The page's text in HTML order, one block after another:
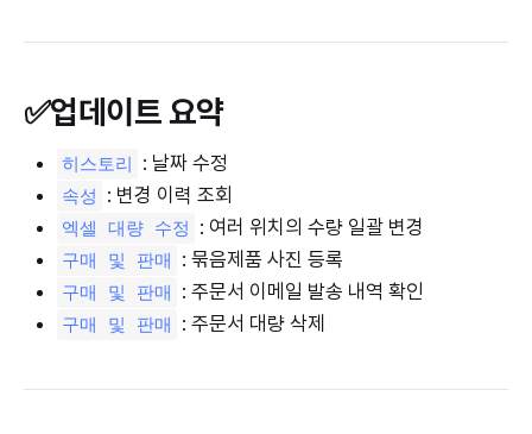
✅업데이트 요약
히스토리 : 날짜 수정
속성 : 변경 이력 조회
엑셀 대량 수정 : 여러 위치의 수량 일괄 변경
구매 및 판매 : 묶음제품 사진 등록
구매 및 판매 : 주문서 이메일 발송 내역 확인
구매 및 판매 : 주문서 대량 삭제